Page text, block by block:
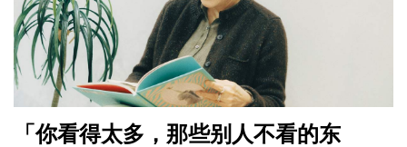
「你看得太多，那些别人不看的东